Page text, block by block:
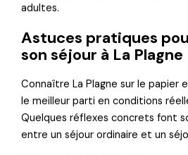
adultes.
Astuces pratiques
son séjour à La Plagne
Connaître La Plagne sur le papier
le meilleur parti en conditions
Quelques réflexes concrets font
entre un séjour ordinaire et un